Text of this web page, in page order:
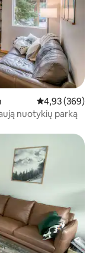
Vidutinis
4,93 (369)
nuotykių parką